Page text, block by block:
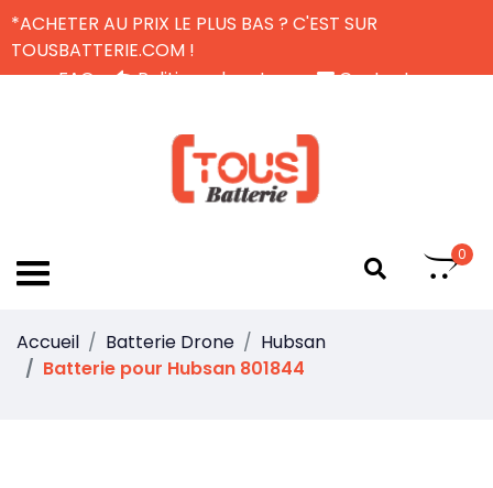
*ACHETER AU PRIX LE PLUS BAS ? C'EST SUR
TOUSBATTERIE.COM !
FAQ
Politique de retour
Contactez-nous
0
Accueil Batterie Drone
Hubsan
Batterie pour Hubsan 801844